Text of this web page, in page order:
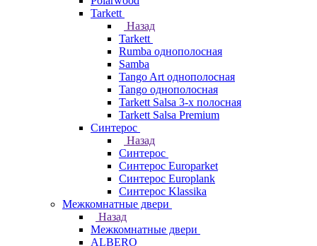
Tarkett
Назад
Tarkett
Rumba однополосная
Samba
Tango Art однополосная
Tango однополосная
Tarkett Salsa 3-х полосная
Tarkett Salsa Premium
Синтерос
Назад
Синтерос
Синтерос Europarket
Синтерос Europlank
Синтерос Klassika
Межкомнатные двери
Назад
Межкомнатные двери
ALBERO